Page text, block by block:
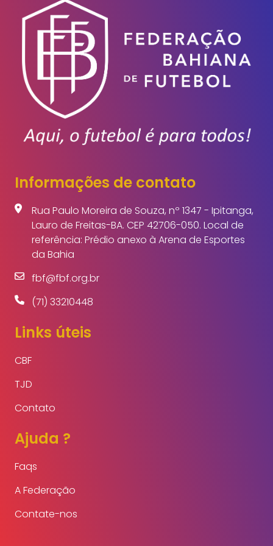
Informações de contato
Rua Paulo Moreira de Souza, nº 1347 - Ipitanga,
Lauro de Freitas-BA. CEP 42706-050. Local de
referência: Prédio anexo à Arena de Esportes
da Bahia
fbf@fbf.org.br
(71) 33210448
Links úteis
CBF
TJD
Contato
Ajuda ?
Faqs
A Federação
Contate-nos